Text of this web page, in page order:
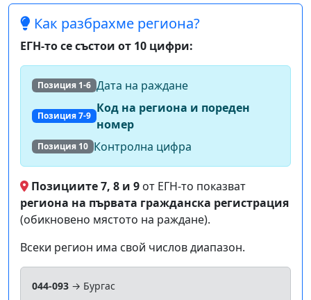
Как разбрахме региона?
ЕГН-то се състои от 10 цифри:
Позиция 1-6 Дата на раждане
Позиция 7-9
Код на региона и пореден
номер
Позиция 10 Контролна цифра
Позициите 7, 8 и 9 от ЕГН-то показват
региона на първата гражданска регистрация
(обикновено мястото на раждане).
Всеки регион има свой числов диапазон.
044-093 → Бургас